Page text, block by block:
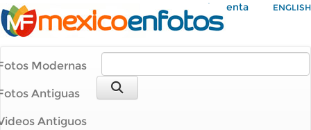
Mi Cuenta ENGLISH
Modernas
Antiguas
Antiguos